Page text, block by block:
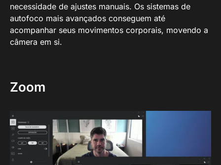
necessidade de ajustes manuais. Os sistemas de
autofoco mais avançados conseguem até
acompanhar seus movimentos corporais, movendo a
câmera em si.
Zoom